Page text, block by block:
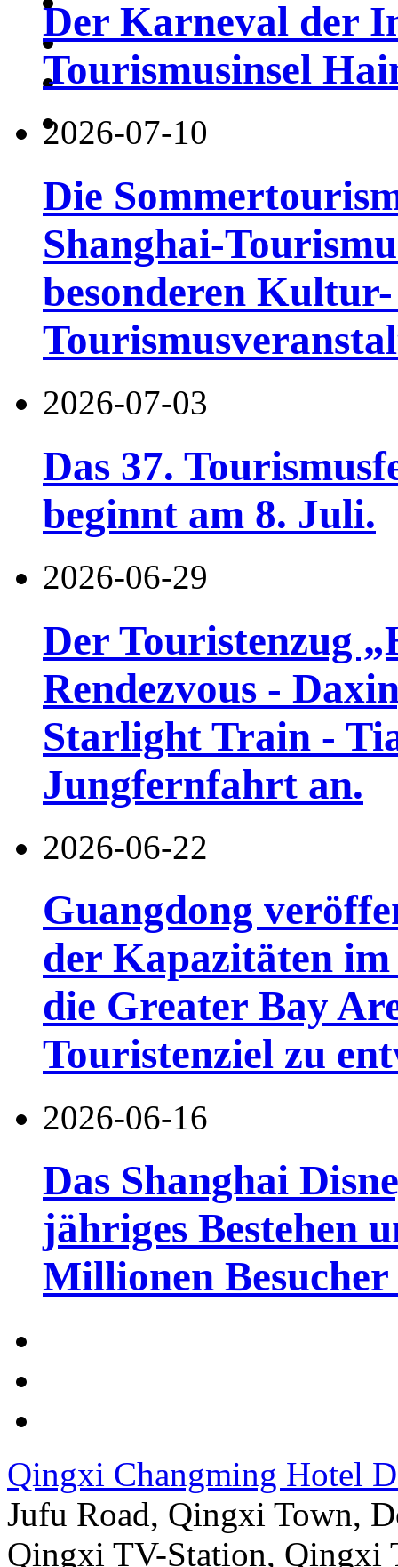
Der Karneval der
Tourismusinsel
2026-07-10
Die
Shanghai-
besonderen
2026-07-03
Das 37.
beginnt am 8. Juli.
2026-06-29
Der Touristenzug
Rendezvous -
Starlight Train -
Jungfernfahrt an.
2026-06-22
Guangdong
der Kapazitäten
die Greater Bay
Touristenziel zu
2026-06-16
Das Shanghai
jähriges Bestehen
Millionen Besucher
Qingxi Changming Hotel
Jufu Road, Qingxi Town,
Qingxi TV-Station, Qingxi